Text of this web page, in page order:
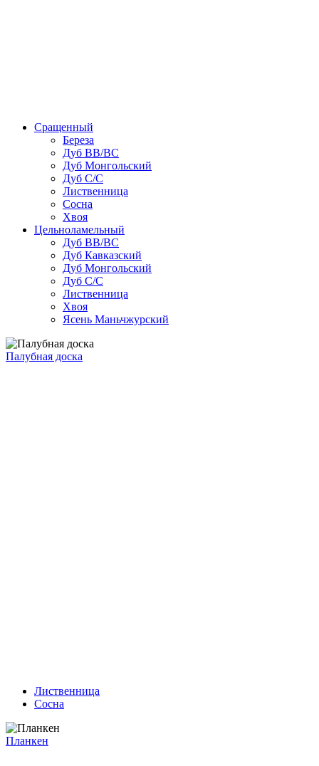
Сращенный
Береза
Дуб ВВ/ВС
Дуб Монгольский
Дуб С/С
Лиственница
Сосна
Хвоя
Цельноламельный
Дуб ВВ/ВС
Дуб Кавказский
Дуб Монгольский
Дуб С/С
Лиственница
Хвоя
Ясень Маньчжурский
Палубная доска
Лиственница
Сосна
Планкен